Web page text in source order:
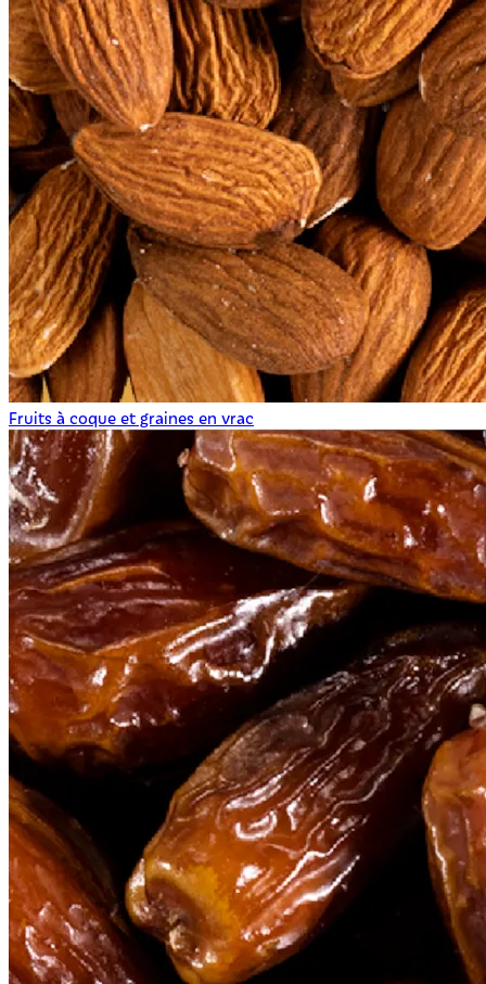
Fruits à coque et graines en vrac